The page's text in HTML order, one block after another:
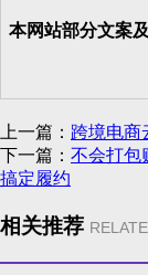
本网站部分文案
上一篇： 跨境电商
下一篇： 不会打包
搞定履约
相关推荐